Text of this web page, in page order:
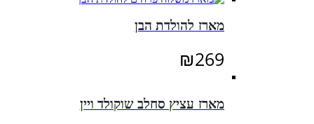
מארז להולדת הבן
₪269
מארז עציץ סחלב שוקולד ויין